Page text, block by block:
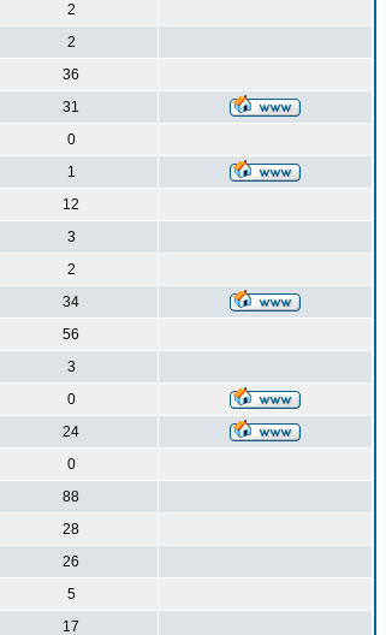
2
2
36
31
0
1
12
3
2
34
56
3
0
24
0
88
28
26
5
17